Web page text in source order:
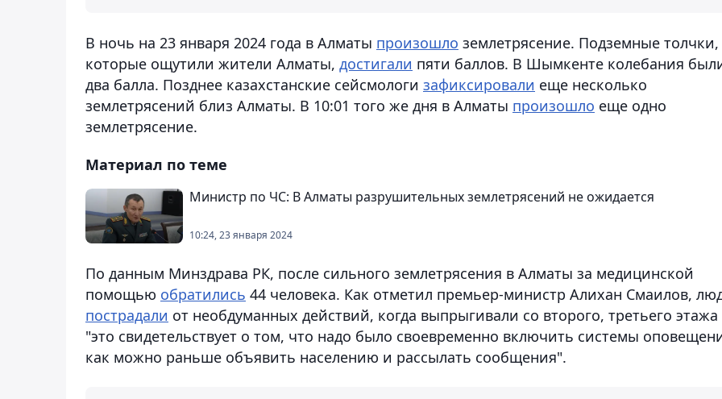
В ночь на 23 января 2024 года в Алматы произошло землетрясение. Подземные толчки,
которые ощутили жители Алматы, достигали пяти баллов. В Шымкенте колебания
два балла. Позднее казахстанские сейсмологи зафиксировали еще несколько
землетрясений близ Алматы. В 10:01 того же дня в Алматы произошло еще одно
землетрясение.
Материал по теме
Министр по ЧС: В Алматы разрушительных землетрясений не ожидается
10:24, 23 января 2024
По данным Минздрава РК, после сильного землетрясения в Алматы за медицинской
помощью обратились 44 человека. Как отметил премьер-министр Алихан Смаилов,
пострадали от необдуманных действий, когда выпрыгивали со второго, третьего этажа
"это свидетельствует о том, что надо было своевременно включить системы
как можно раньше объявить населению и рассылать сообщения".